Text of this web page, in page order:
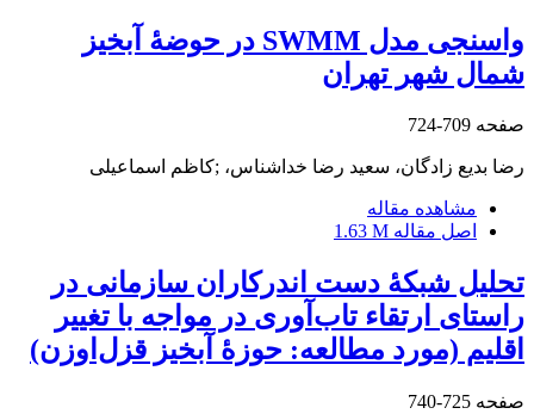
واسنجی مدل SWMM در حوضۀ آبخیز
شمال شهر تهران
صفحه 709-724
رضا بدیع زادگان، سعید رضا خداشناس، ;کاظم اسماعیلی
مشاهده مقاله
اصل مقاله 1.63 M
تحلیل شبکۀ دست اندرکاران سازمانی در
راستای ارتقاء تاب‌آوری در مواجه با تغییر
اقلیم (مورد مطالعه: حوزۀ آبخیز قزل‌اوزن)
صفحه 725-740